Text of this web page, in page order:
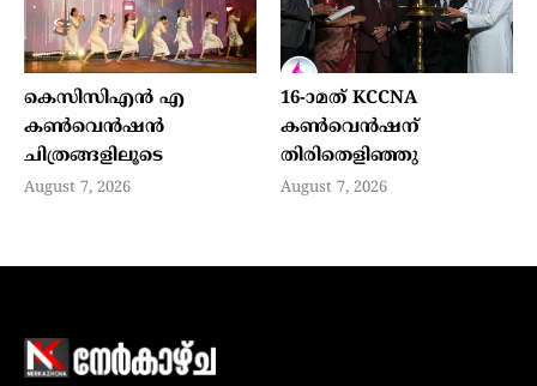
കെസിസിഎൻ എ
കൺവെൻഷൻ
ചിത്രങ്ങളിലൂടെ
August 7, 2026
16-ാമത് KCCNA
കൺവെൻഷന്
തിരിതെളിഞ്ഞു
August 7, 2026